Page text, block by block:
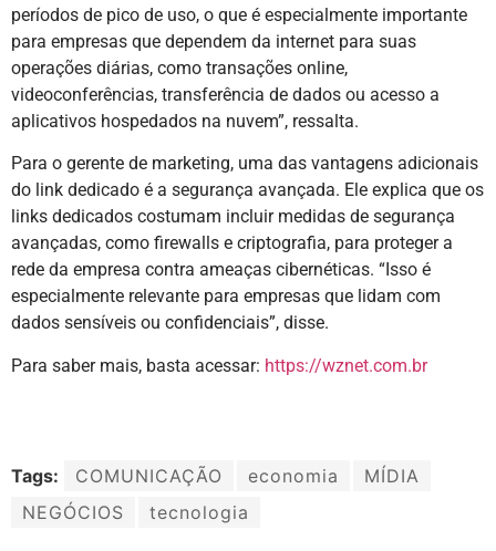
períodos de pico de uso, o que é especialmente importante
para empresas que dependem da internet para suas
operações diárias, como transações online,
videoconferências, transferência de dados ou acesso a
aplicativos hospedados na nuvem”, ressalta.
Para o gerente de marketing, uma das vantagens adicionais
do link dedicado é a segurança avançada. Ele explica que os
links dedicados costumam incluir medidas de segurança
avançadas, como firewalls e criptografia, para proteger a
rede da empresa contra ameaças cibernéticas. “Isso é
especialmente relevante para empresas que lidam com
dados sensíveis ou confidenciais”, disse.
Para saber mais, basta acessar: https://wznet.com.br
Tags: COMUNICAÇÃO economia
MÍDIA
NEGÓCIOS
tecnologia